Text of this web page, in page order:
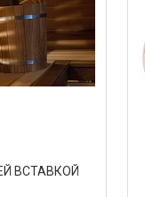
ВСТАВКОЙ